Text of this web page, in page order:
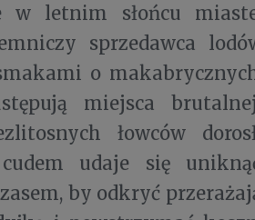
w letnim słońcu
sprzedawca
o
miejsca
łowców
udaje się
by odkryć